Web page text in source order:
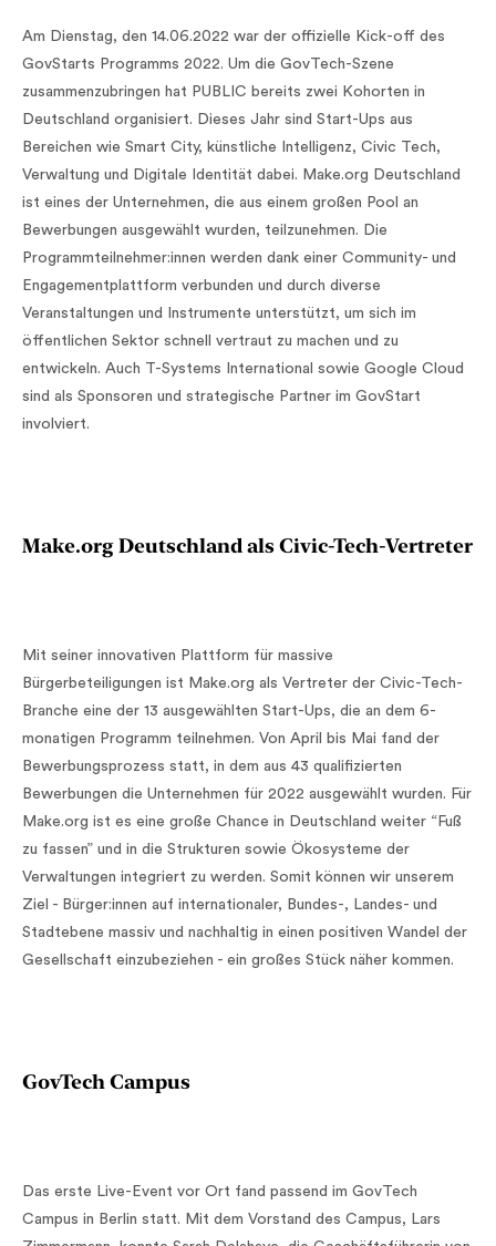
Am Dienstag, den 14.06.2022 war der offizielle Kick-off des
GovStarts Programms 2022. Um die GovTech-Szene
zusammenzubringen hat PUBLIC bereits zwei Kohorten in
Deutschland organisiert. Dieses Jahr sind Start-Ups aus
Bereichen wie Smart City, künstliche Intelligenz, Civic Tech,
Verwaltung und Digitale Identität dabei. Make.org Deutschland
ist eines der Unternehmen, die aus einem großen Pool an
Bewerbungen ausgewählt wurden, teilzunehmen. Die
Programmteilnehmer:innen werden dank einer Community- und
Engagementplattform verbunden und durch diverse
Veranstaltungen und Instrumente unterstützt, um sich im
öffentlichen Sektor schnell vertraut zu machen und zu
entwickeln. Auch T-Systems International sowie Google Cloud
sind als Sponsoren und strategische Partner im GovStart
involviert.
Make.org Deutschland als Civic-Tech-Vertreter
Mit seiner innovativen Plattform für massive
Bürgerbeteiligungen ist Make.org als Vertreter der Civic-Tech-
Branche eine der 13 ausgewählten Start-Ups, die an dem 6-
monatigen Programm teilnehmen. Von April bis Mai fand der
Bewerbungsprozess statt, in dem aus 43 qualifizierten
Bewerbungen die Unternehmen für 2022 ausgewählt wurden. Für
Make.org ist es eine große Chance in Deutschland weiter “Fuß
zu fassen” und in die Strukturen sowie Ökosysteme der
Verwaltungen integriert zu werden. Somit können wir unserem
Ziel - Bürger:innen auf internationaler, Bundes-, Landes- und
Stadtebene massiv und nachhaltig in einen positiven Wandel der
Gesellschaft einzubeziehen - ein großes Stück näher kommen.
GovTech Campus
Das erste Live-Event vor Ort fand passend im GovTech
Campus in Berlin statt. Mit dem Vorstand des Campus, Lars